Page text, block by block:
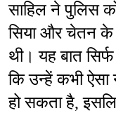
साहिल ने पुलिस
सिया और चेतन के
थी। यह बात
कि उन्हें कभी ऐसा
हो सकता है,